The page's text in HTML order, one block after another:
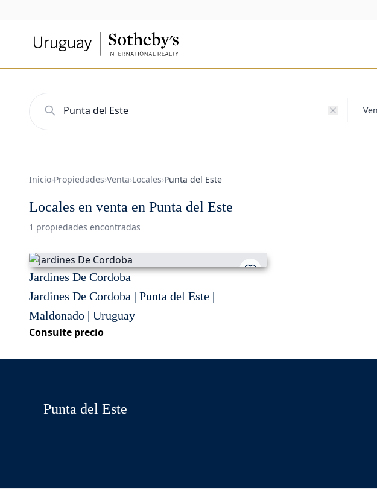
Inicio›Propiedades›Venta›Locales›Punta del Este
Locales en venta en Punta del Este
1 propiedades encontradas
Jardines De Cordoba
Jardines De Cordoba | Punta del Este |
Maldonado | Uruguay
Consulte precio
Punta del Este